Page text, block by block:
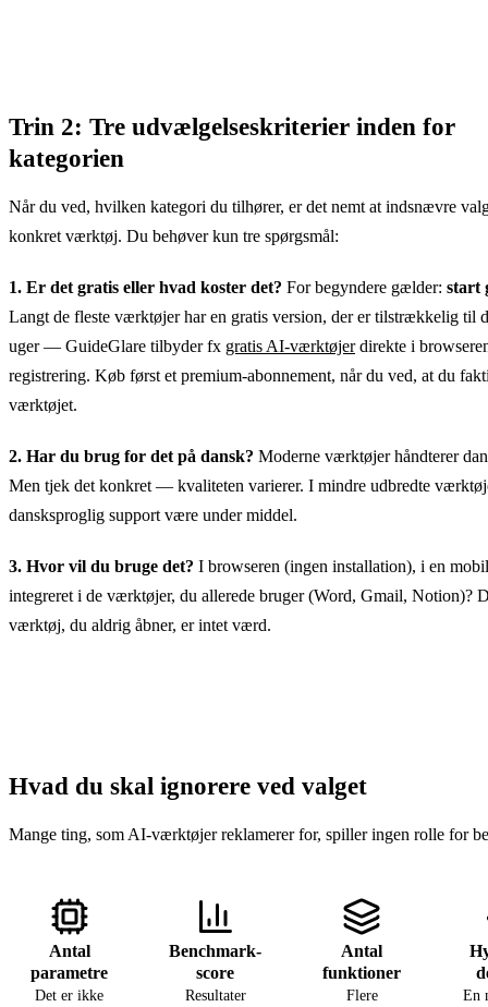
Trin 2: Tre udvælgelseskriterier inden for
kategorien
Når du ved, hvilken kategori du tilhører, er det nemt at indsnævre
konkret værktøj. Du behøver kun tre spørgsmål:
1. Er det gratis eller hvad koster det? For begyndere gælder: start
Langt de fleste værktøjer har en gratis version, der er tilstrækkelig til
uger — GuideGlare tilbyder fx gratis AI-værktøjerdirekte i
registrering. Køb først et premium-abonnement, når du ved, at du
værktøjet.
2. Har du brug for det på dansk? Moderne værktøjer håndterer
Men tjek det konkret — kvaliteten varierer. I mindre udbredte
dansksproglig support være under middel.
3. Hvor vil du bruge det? I browseren (ingen installation), i en
integreret i de værktøjer, du allerede bruger (Word, Gmail, Notion)?
værktøj, du aldrig åbner, er intet værd.
Hvad du skal ignorere ved valget
Mange ting, som AI-værktøjer reklamerer for, spiller ingen rolle for
Antal
parametre
Det er ikke
Benchmark-
score
Resultater
Antal
funktioner
Flere
En